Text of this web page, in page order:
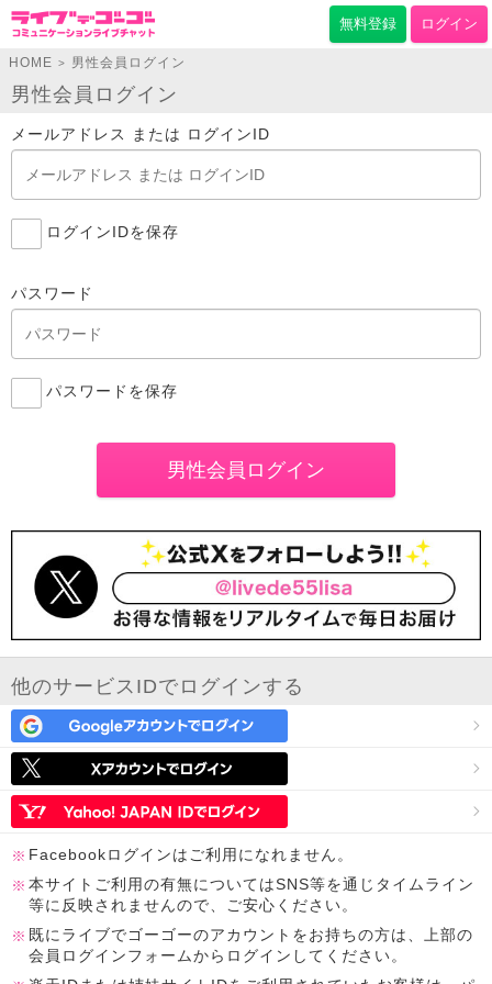
無料登録 ログイン
HOME > 男性会員ログイン
男性会員ログイン
メールアドレス または ログインID
ログインIDを保存
パスワード
パスワードを保存
他のサービスIDでログインする
Facebookログインはご利用になれません。
本サイトご利用の有無についてはSNS等を通じタイムライン
等に反映されませんので、ご安心ください。
既にライブでゴーゴーのアカウントをお持ちの方は、上部の
会員ログインフォームからログインしてください。